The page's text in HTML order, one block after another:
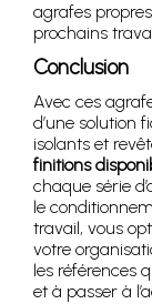
agrafes
prochains
Conclusion
Avec ces
d’une solution
isolants et
finitions
chaque série
le
travail, vous
votre
les références
et à passer à